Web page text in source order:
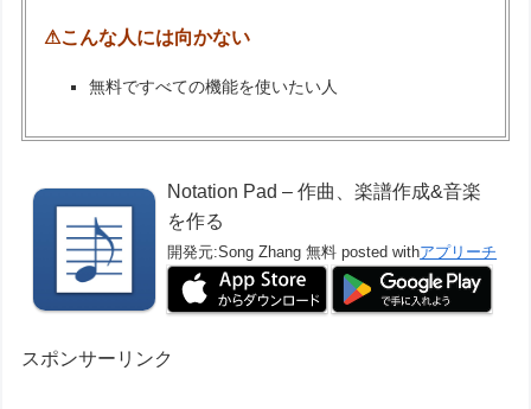
⚠こんな人には向かない
無料ですべての機能を使いたい人
Notation Pad – 作曲、楽譜作成&音楽
を作る
開発元:Song Zhang 無料 posted withアプリーチ
スポンサーリンク